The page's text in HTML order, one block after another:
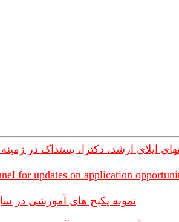
اپلای ارشد، دکترا، پستداک در
for updates on application
نمونه پکیج های آموزشی در